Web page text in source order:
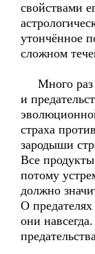
свойствами
утончённое
сложном
Много раз
и
страха
зародыши
Все
потому
должно
О
они